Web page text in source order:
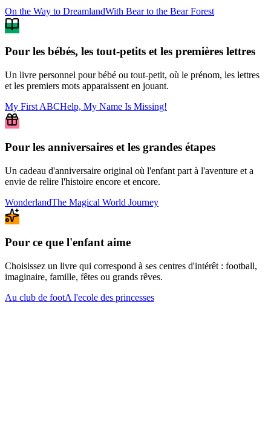
On the Way to DreamlandWith Bear to the Bear Forest
Pour les bébés, les tout-petits et les premières lettres
Un livre personnel pour bébé ou tout-petit, où le prénom, les lettres
et les premiers mots apparaissent en jouant.
My First ABCHelp, My Name Is Missing!
Pour les anniversaires et les grandes étapes
Un cadeau d'anniversaire original où l'enfant part à l'aventure et a
envie de relire l'histoire encore et encore.
WonderlandThe Magical World Journey
Pour ce que l'enfant aime
Choisissez un livre qui correspond à ses centres d'intérêt : football,
imaginaire, famille, fêtes ou grands rêves.
Au club de footA l'ecole des princesses